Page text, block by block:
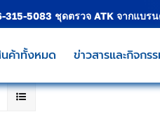
315-5083 ชุดตรวจ ATK จากแบร
ค้าทั้งหมด ข่าวสารและกิจกร